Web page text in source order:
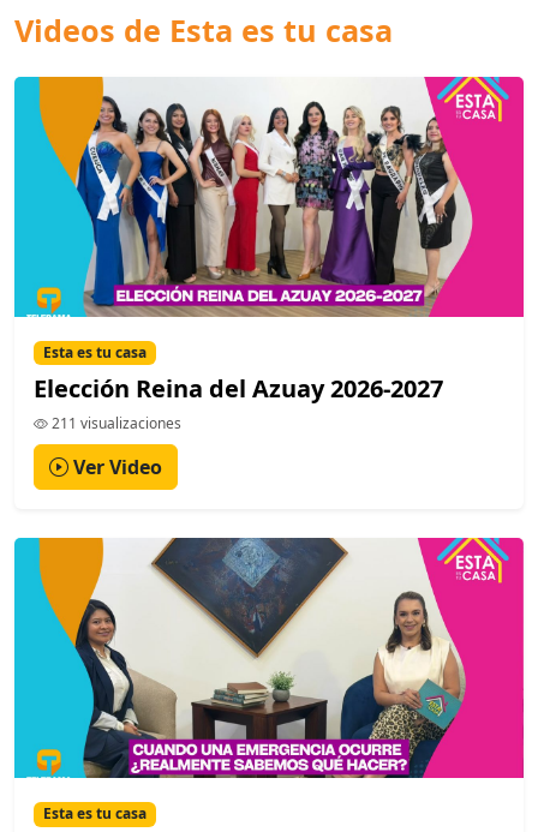
Videos de Esta es tu casa
Esta es tu casa
Elección Reina del Azuay 2026-2027
211 visualizaciones
Ver Video
Esta es tu casa